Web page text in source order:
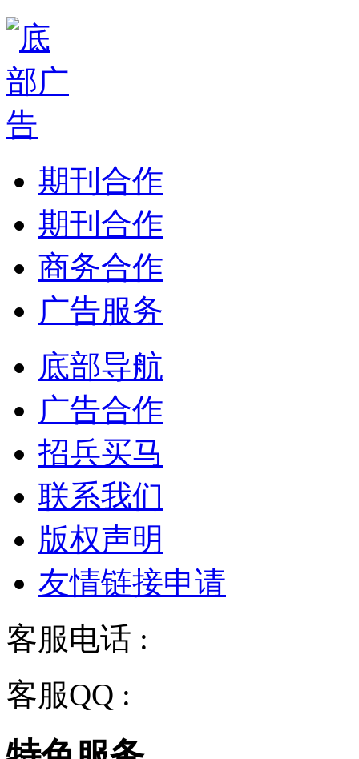
期刊合作
期刊合作
商务合作
广告服务
底部导航
广告合作
招兵买马
联系我们
版权声明
友情链接申请
客服电话 :
客服QQ :